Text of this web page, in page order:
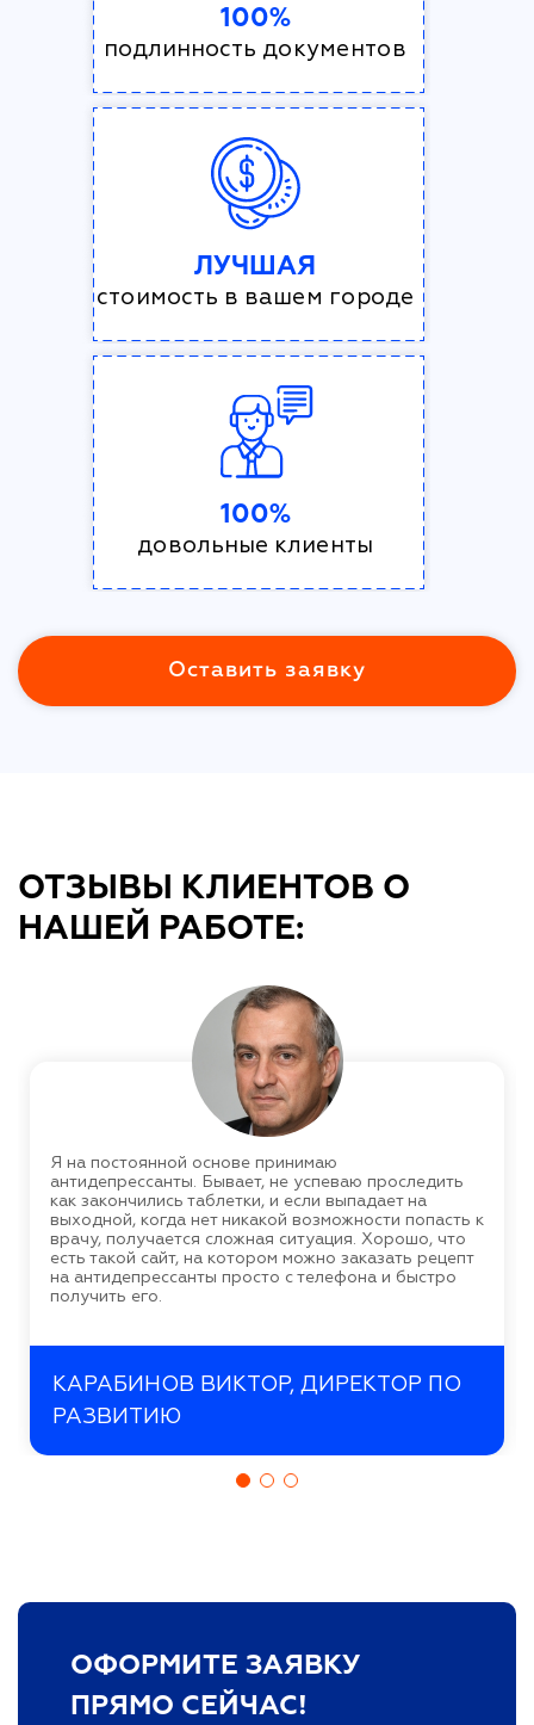
100%
подлинность документов
ЛУЧШАЯ
стоимость в вашем городе
100%
довольные клиенты
Оставить заявку
ОТЗЫВЫ КЛИЕНТОВ О
НАШЕЙ РАБОТЕ:
Я на постоянной основе принимаю
антидепрессанты. Бывает, не успеваю проследить
как закончились таблетки, и если выпадает на
выходной, когда нет никакой возможности попасть к
врачу, получается сложная ситуация. Хорошо, что
есть такой сайт, на котором можно заказать рецепт
на антидепрессанты просто с телефона и быстро
получить его.
КАРАБИНОВ ВИКТОР, ДИРЕКТОР ПО
РАЗВИТИЮ
ОФОРМИТЕ ЗАЯВКУ
ПРЯМО СЕЙЧАС!